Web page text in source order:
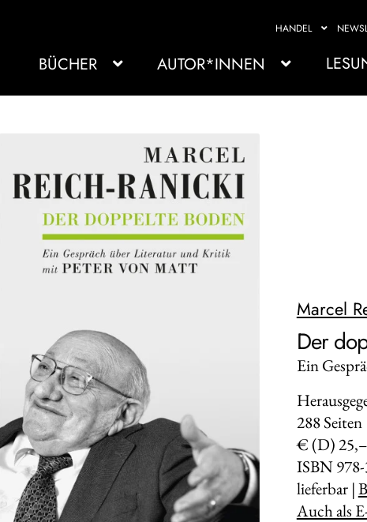
HANDEL
BÜCHER AUTOR*INNEN
Marcel
Der
Ein
288Seiten
€ (D)
ISBN
lieferbar |
Auch als